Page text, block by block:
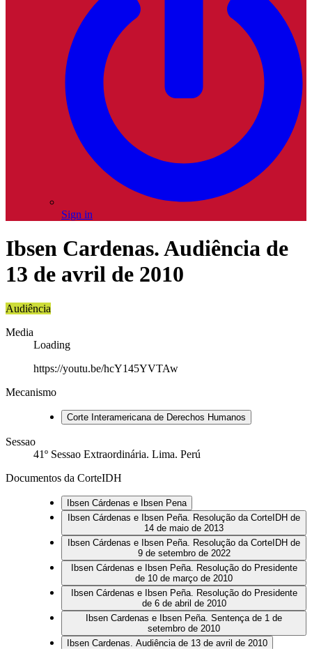
Sign in
Ibsen Cardenas. Audiência de
13 de avril de 2010
Audiência
Media
Loading
https://youtu.be/hcY145YVTAw
Mecanismo
Corte Interamericana de Derechos Humanos
Sessao
41º Sessao Extraordinária. Lima. Perú
Documentos da CorteIDH
Ibsen Cárdenas e Ibsen Pena
Ibsen Cárdenas e Ibsen Peña. Resolução da CorteIDH de
14 de maio de 2013
Ibsen Cárdenas e Ibsen Peña. Resolução da CorteIDH de
9 de setembro de 2022
Ibsen Cárdenas e Ibsen Peña. Resolução do Presidente
de 10 de março de 2010
Ibsen Cárdenas e Ibsen Peña. Resolução do Presidente
de 6 de abril de 2010
Ibsen Cardenas e Ibsen Peña. Sentença de 1 de
setembro de 2010
Ibsen Cardenas. Audiência de 13 de avril de 2010